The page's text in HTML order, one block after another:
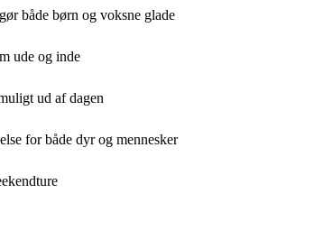
både børn og voksne glade
ude og inde
ud af dagen
for både dyr og mennesker